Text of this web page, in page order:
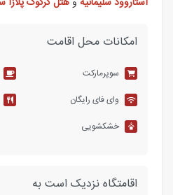
امکانات محل اقامت
سوپرمارکت
وای فای رایگان
خشکشویی
اقامتگاه نزدیک است به